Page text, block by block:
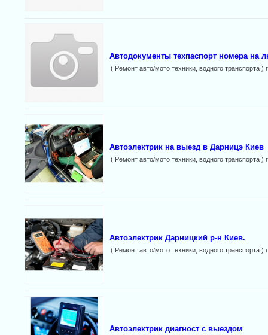
Автодокументы техпаспорт номера на
( Ремонт авто/мото техники, водного транспорта )
Автоэлектрик на выезд в Дарницэ Киев
( Ремонт авто/мото техники, водного транспорта )
Автоэлектрик Дарницкий р-н Киев.
( Ремонт авто/мото техники, водного транспорта )
Автоэлектрик диагност с выездом